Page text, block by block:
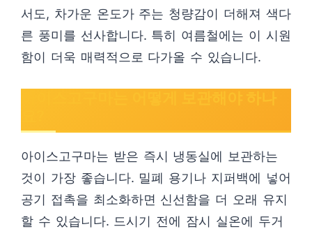
서도, 차가운 온도가 주는 청량감이 더해져 색다
른 풍미를 선사합니다. 특히 여름철에는 이 시원
함이 더욱 매력적으로 다가올 수 있습니다.
아이스고구마는 받은 즉시 냉동실에 보관하는
것이 가장 좋습니다. 밀폐 용기나 지퍼백에 넣어
공기 접촉을 최소화하면 신선함을 더 오래 유지
할 수 있습니다. 드시기 전에 잠시 실온에 두거